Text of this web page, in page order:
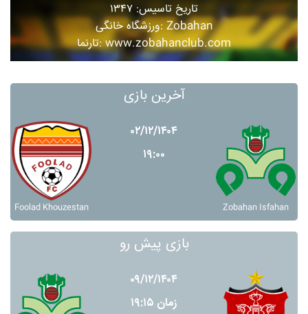
تاریخ تاسیس: ۱۳۴۷
ورزشگاه خانگی: Zobahan
تارنما: www.zobahanclub.com
آخرین بازی
Foolad Khouzestan
۰۲/۱۲/۱۴۰۴
۱۹:۰۰
Zobahan Isfahan
بازی پیش رو
۰۹/۱۲/۱۴۰۴
زمان ۱۹:۱۵